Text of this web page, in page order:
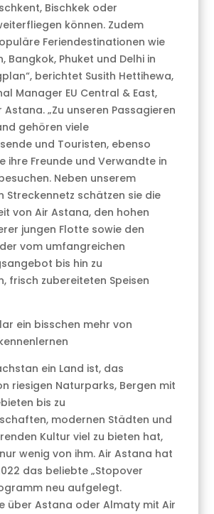
Bischkek oder
können. Zudem
Feriendestinationen wie
Bangkok, Phuket und Delhi in
berichtet Susith Hettihewa,
Manager EU Central & East,
Astana. „Zu unseren Passagieren
gehören viele
und Touristen, ebenso
ihre Freunde und Verwandte in
Neben unserem
Streckennetz schätzen sie die
von Air Astana, den hohen
jungen Flotte sowie den
vom umfangreichen
bis hin zu
frisch zubereiteten Speisen
ein bisschen mehr von
ein Land ist, das
riesigen Naturparks, Bergen mit
bis zu
modernen Städten und
Kultur viel zu bieten hat,
wenig von ihm. Air Astana hat
das beliebte „Stopover
neu aufgelegt.
über Astana oder Almaty mit Air